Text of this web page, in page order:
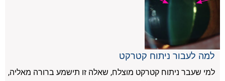
למה לעבור ניתוח קטרקט
למי שעבר ניתוח קטרקט מוצלח, שאלה זו תישמע ברורה מאליה,